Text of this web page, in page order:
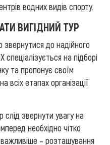
водних видів спорту.
ВИГІДНИЙ ТУР
звернутися до надійного
на підборі
та пропонує своїм
всіх етапах організації
слід звернути увагу на
необхідно чітко
– розташування